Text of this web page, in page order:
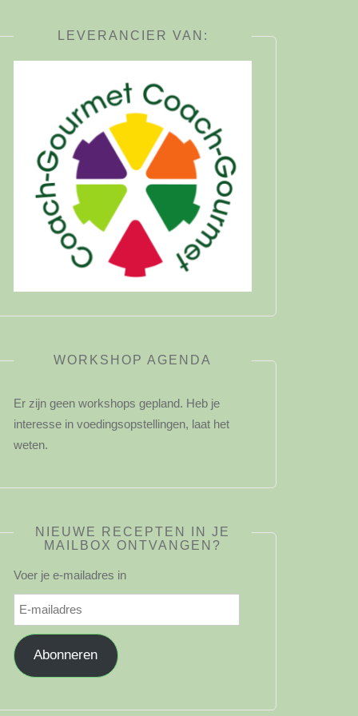
LEVERANCIER VAN:
WORKSHOP AGENDA
Er zijn geen workshops gepland. Heb je
interesse in voedingsopstellingen, laat het
weten.
NIEUWE RECEPTEN IN JE
MAILBOX ONTVANGEN?
Voer je e-mailadres in
E-
mailadres
Abonneren